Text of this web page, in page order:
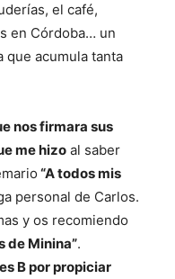
el café,
en Córdoba… un
que acumula tanta
nos firmara sus
me hizo al saber
“A todos mis
personal de Carlos.
y os recomiendo
de Minina”.
B por propiciar